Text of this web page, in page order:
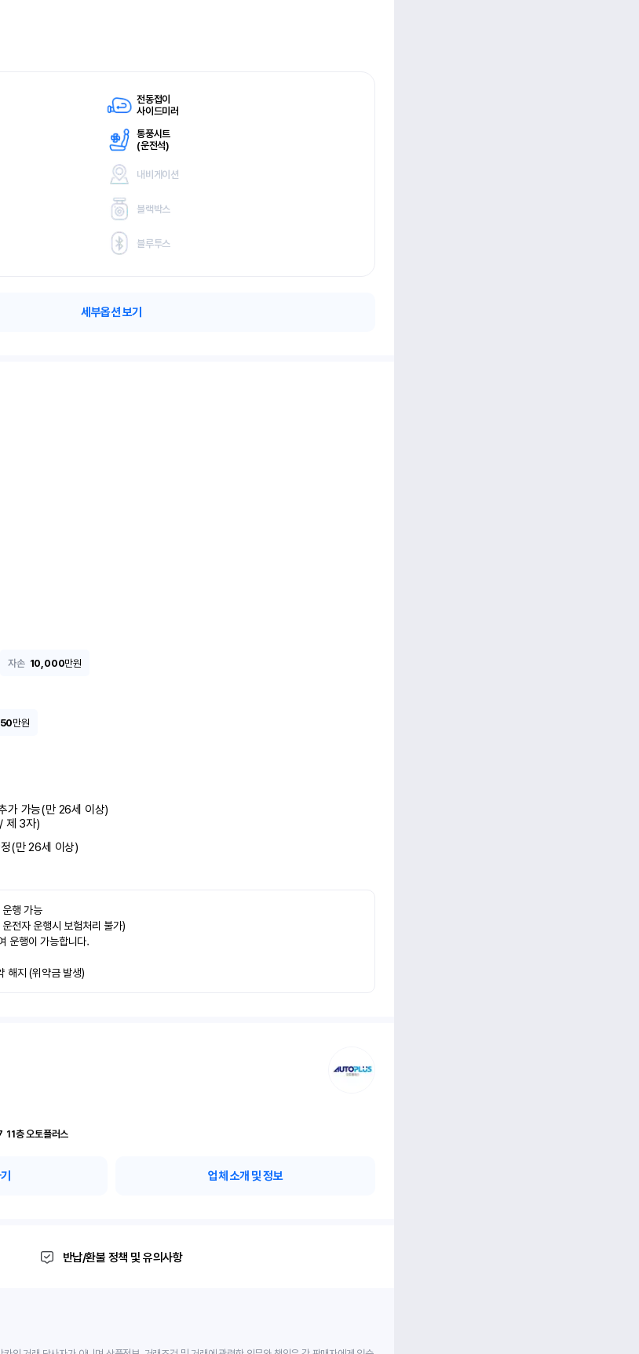
전동접이
사이드미러
통풍시트
(운전석)
내비게이션
블랙박스
블루투스
세부옵션 보기
자손 10,000만원
50만원
가 가능(만 26세 이상)
제 3자)
(만 26세 이상)
행 가능
전자 운행시 보험처리 불가)
운행이 가능합니다.
해지 (위약금 발생)
서울 영등포구 선유동2로 57	11층 오토플러스
업체 소개 및 정보
반납/환불 정책 및 유의사항